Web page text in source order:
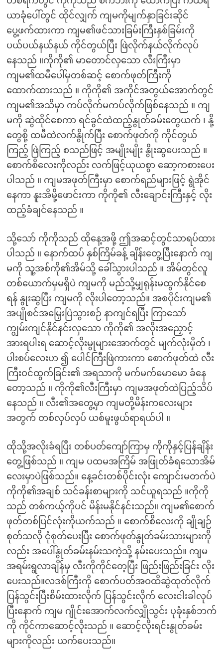
ယာခုံပေါ်တွင် ထိုင်လျှက် ကျမကိုမျက်နှာခြင်းဆိုင်
ပွေ့ဖက်ထားကာ ကျမ၏ဖင်သားခြမ်းကြီးနှစ်ခြမ်းကို
ပယ်ပယ်နယ်နယ် ကိုင်တွယ်ပြီး ဖြဲလိုက်နယ်လိုက်လုပ်
နေသည် ။ကိုကို၏ မာတောင်လှသော လီးကြီးမှာ
ကျမ၏ထမီပေါ်မှတစ်ဆင့် စောက်ဖုတ်ကြီးကို
ထောက်ထားသည် ။ ကိုကို၏ အကိုင်အတွယ်အောက်တွင်
ကျမ၏အသိမှာ ကပ်လိုက်မကပ်လိုက်ဖြစ်နေသည် ။ ကျ
မကို ဆွဲထိုင်စေကာ ရင်ခွင်ထဲထည့်နွုတ်ခမ်းတွေယက် ၊ နို့
တွေစို့ ထမီထဲလက်နွိုက်ပြီး စောက်ဖုတ်ကို ကိုင်တွယ်
ကြည့် ဖြဲကြည့် စသည်ဖြင့် အမျိုးမျိုး နွိုးဆွပေးသည် ။
စောက်စိလေးကိုလည်း လက်ဖြင့်ယုယစွာ ဆော့ကစားပေး
ပါသည် ။ ကျမအဖုတ်ကြီးမှာ စောက်ရည်များဖြင့် ရွဲအိုင်
နေကာ နူးအိမို့ဖောင်းကာ ကိုကို၏ လီးချောင်းကြီးနှင့် လိုး
ထည့်ခံချင်နေသည် ။
သို့သော် ကိုကိုသည် ထိုနေ့အဖို့ ဤအဆင့်တွင်သာရပ်ထား
ပါသည် ။ နောက်ထပ် နှစ်ကြိမ်ခန့် ချိန်းတွေ့ပြီးနောက် ကျ
မကို သူ့အစ်ကို၏အိမ်သို့ ခေါ်သွားပါသည် ။ အိမ်တွင်လူ
တစ်ယောက်မှမရှိပဲ ကျမကို မည်သို့မျှရုန်းမထွက်နိုင်စေ
ရန် နွုးဆွပြီး ကျမကို လိုးပါတော့သည်။ အစပိုင်းကျမ၏
အပျိုစင်အမြှေးပြဲသွားစဉ် နာကျင်ရပြီး ကြာသော်
ကျွမ်းကျင်နိုင်နင်းလှသော ကိုကို၏ အလိုးအညှောင့်
အားရပါးရ ဆောင့်လိုးမွုများအောက်တွင် မျက်လုံးမှိတ် ၊
ပါးစပ်လေးဟ ၍ ပေါင်ကြီးဖြဲကားကာ စောက်ဖုတ်ထဲ လီး
ကြီးဝင်ထွက်ခြင်း၏ အရသာကို မက်မက်မောမော ခံနေ
တော့သည် ။ ကိုကို၏လီးကြီးမှာ ကျမအဖုတ်ထဲပြည့်သိပ်
နေသည် ။ လီး၏အတွေ့မှာ ကျမတို့မိန်းကလေးများ
အတွက် တစ်လှပ်လှပ် ယစ်မူးဖွယ်ရာရယ်ပါ ။
ထိုသို့အလိုးခံရပြီး တစ်ပတ်ကျော်ကြာမှ ကိုကိုနှင့်ပြန်ချိန်း
တွေ့ဖြစ်သည် ။ ကျမ ပထမအကြိမ် အဖြုတ်ခံရသောအိမ်
လေးမှာပဲဖြစ်သည်။ နေ့ခင်းတစ်ပိုင်းလုံး ကျောင်းမတက်ပဲ
ကိုကို၏အချစ် သင်ခန်းစာများကို သင်ယူရသည် ။ကိုကို
သည် တစ်ကယ့်ကိုပင် မိန်းမနိုင်နင်းသည်။ ကျမ၏စောက်
ဖုတ်တစ်ပြင်လုံးကိုယက်သည် ။ စောက်စိလေးကို ချိုချဉ်
စုတ်သလို ငုံစုတ်ပေးပြီး စောက်ဖုတ်နွုတ်ခမ်းသားများကို
လည်း အပေါ်နွုတ်ခမ်းနမ်းသကဲ့သို့ နမ်းပေးသည်။ ကျမ
အရမ်းရွလာချိန်မှ လီးကိုကိုင်တေ့ပြီး ဖြည်းဖြည်းခြင်း လိုး
ပေးသည်။လဒစ်ကြီးကို စောက်ပတ်အဝထိဆွဲထုတ်လိုက်
ပြန်သွင်းပြီးစိမ်းထားလိုက် ပြန်သွင်းလိုက် လေးငါးခါလုပ်
ပြီးနောက် ကျမ ဂျိုင်းအောက်လက်လျှိုသွင်း ပုခုံးနှစ်ဘက်
ကို ကိုင်ကာဆောင့်လိုးသည် ။ ဆောင့်လိုးရင်းနွုတ်ခမ်း
များကိုလည်း ယက်ပေးသည်။